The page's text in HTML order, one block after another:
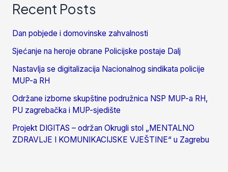
Recent Posts
Dan pobjede i domovinske zahvalnosti
Sjećanje na heroje obrane Policijske postaje Dalj
Nastavlja se digitalizacija Nacionalnog sindikata policije
MUP-a RH
Održane izborne skupštine podružnica NSP MUP-a RH,
PU zagrebačka i MUP-sjedište
Projekt DIGITAS – održan Okrugli stol „MENTALNO
ZDRAVLJE I KOMUNIKACIJSKE VJEŠTINE“ u Zagrebu